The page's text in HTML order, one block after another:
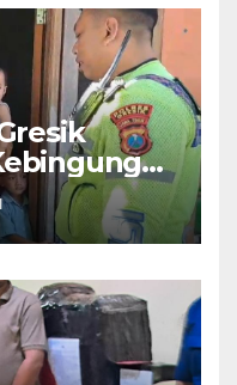
ke Rumah